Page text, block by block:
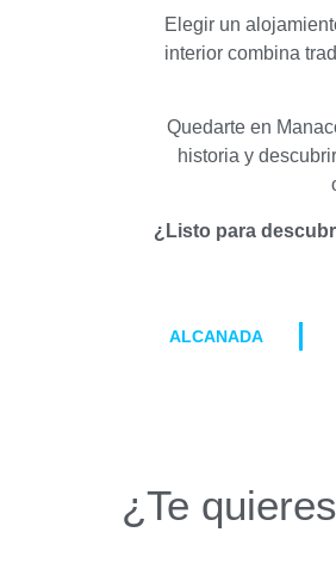
Elegir un
interior combina
Quedarte en
historia y
¿Listo para
ALCANADA
¿Te